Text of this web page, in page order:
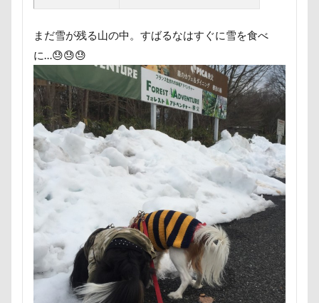
まだ雪が残る山の中。すばるなはすぐに雪を食べ
に…😓😓😓
寝相
寝床 寝坊助 富津市
富山県
富山湾
富士見町
富士見公園
富士河口湖町
富士急ハイランド
富士吉田市
富士すばるランド
家宝
小布施ドッグラン
小春ちゃん
室内遊びレッスン
山梨県
巾着田
川越市 川口市 川
嵐山町
嵐山渓谷
島忠ホームズ 岳くん
岩畳
山北町
山中湖村
山中湖
山下公園 展望台
屋内ドッグラン
居酒屋
小谷流の里ドギーズアイランド
小芝風花
小矢部市 宮城県
室内遊び